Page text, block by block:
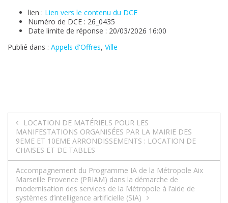
lien : Lien vers le contenu du DCE
Numéro de DCE : 26_0435
Date limite de réponse : 20/03/2026 16:00
Publié dans : Appels d'Offres, Ville
Navigation
de
l’article
LOCATION DE MATÉRIELS POUR LES
MANIFESTATIONS ORGANISÉES PAR LA MAIRIE DES
9EME ET 10EME ARRONDISSEMENTS : LOCATION DE
CHAISES ET DE TABLES
Accompagnement du Programme IA de la Métropole Aix
Marseille Provence (PRIAM) dans la démarche de
modernisation des services de la Métropole à l’aide de
systèmes d’intelligence artificielle (SIA)